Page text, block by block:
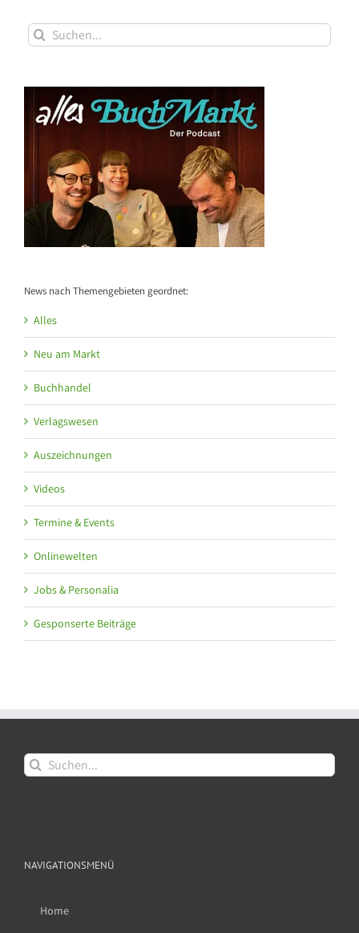
Suche
nach:
News nach Themengebieten geordnet:
Alles
Neu am Markt
Buchhandel
Verlagswesen
Auszeichnungen
Videos
Termine & Events
Onlinewelten
Jobs & Personalia
Gesponserte Beiträge
Suche
nach:
NAVIGATIONSMENÜ
Home